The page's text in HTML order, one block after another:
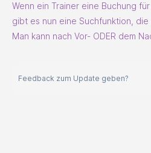
Wenn ein Trainer eine Buchung
gibt es nun eine Suchfunktion,
Man kann nach Vor- ODER dem
Feedback zum Update geben?